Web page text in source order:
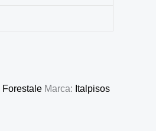
Forestale Marca: Italpisos